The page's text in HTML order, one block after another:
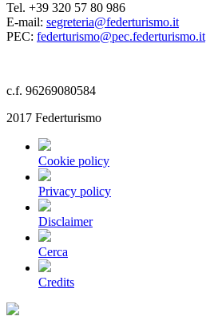
Tel. +39 320 57 80 986
E-mail: segreteria@federturismo.it
PEC: federturismo@pec.federturismo.it
c.f. 96269080584
2017 Federturismo
Cookie policy
Privacy policy
Disclaimer
Cerca
Credits